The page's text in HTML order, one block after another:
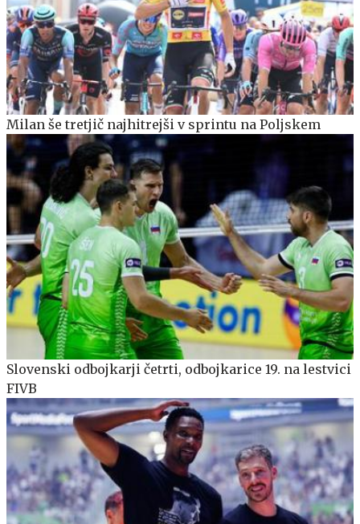
Milan še tretjič najhitrejši v sprintu na Poljskem
Slovenski odbojkarji četrti, odbojkarice 19. na lestvici
FIVB